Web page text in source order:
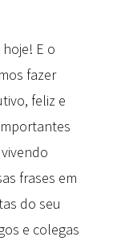
E o
fazer
feliz e
frases em
do seu
e colegas